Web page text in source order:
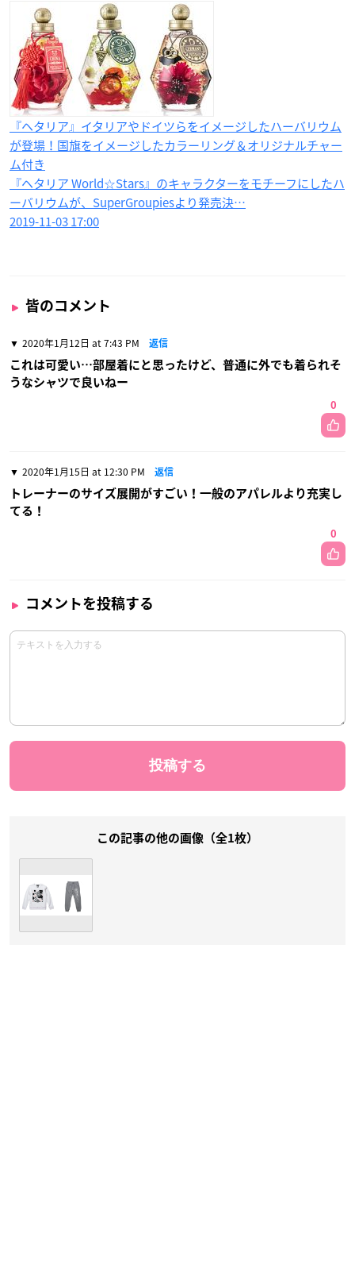
『ヘタリア』イタリアやドイツらをイメージしたハーバリウム
が登場！国旗をイメージしたカラーリング＆オリジナルチャー
ム付き
『ヘタリア World☆Stars』のキャラクターをモチーフにしたハ
ーバリウムが、SuperGroupiesより発売決…
2019-11-03 17:00
皆のコメント
2020年1月12日 at 7:43 PM 返信
これは可愛い…部屋着にと思ったけど、普通に外でも着られそ
うなシャツで良いねー
0
2020年1月15日 at 12:30 PM 返信
トレーナーのサイズ展開がすごい！一般のアパレルより充実し
てる！
0
コメントを投稿する
この記事の他の画像（全1枚）